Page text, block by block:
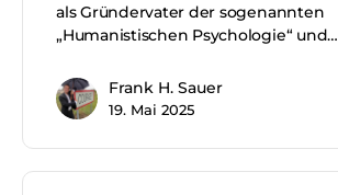
als Gründervater der sogenannten
„Humanistischen Psychologie“ und…
Frank H. Sauer
19. Mai 2025